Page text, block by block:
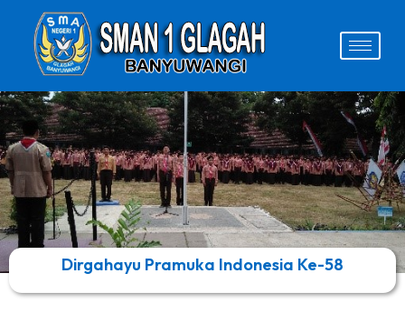
Dirgahayu Pramuka Indonesia Ke-58